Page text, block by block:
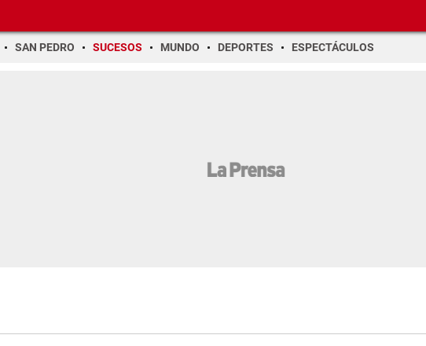
SAN PEDRO SUCESOS MUNDO DEPORTES ESPECTÁCULOS